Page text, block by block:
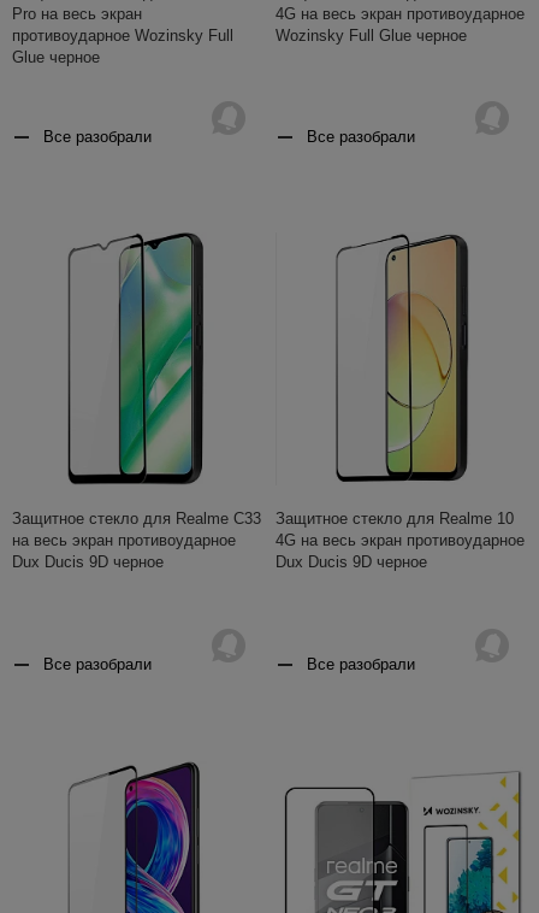
Pro на весь экран
противоударное Wozinsky Full
Glue черное
Все разобрали
4G на весь экран противоударное
Wozinsky Full Glue черное
Все разобрали
Защитное стекло для Realme C33
на весь экран противоударное
Dux Ducis 9D черное
Все разобрали
Защитное стекло для Realme 10
4G на весь экран противоударное
Dux Ducis 9D черное
Все разобрали